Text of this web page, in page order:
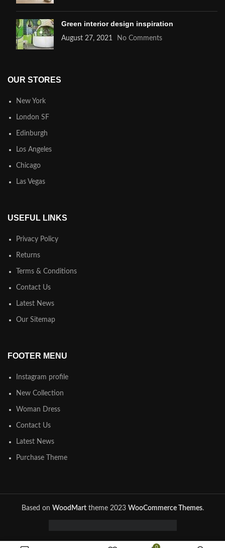
Green interior design inspiration
August 27, 2021 No Comments
OUR STORES
New York
London SF
Edinburgh
Los Angeles
Chicago
Las Vegas
USEFUL LINKS
Privacy Policy
Returns
Terms & Conditions
Contact Us
Latest News
Our Sitemap
FOOTER MENU
Instagram profile
New Collection
Woman Dress
Contact Us
Latest News
Purchase Theme
Based on WoodMarttheme2023 WooCommerce Themes.